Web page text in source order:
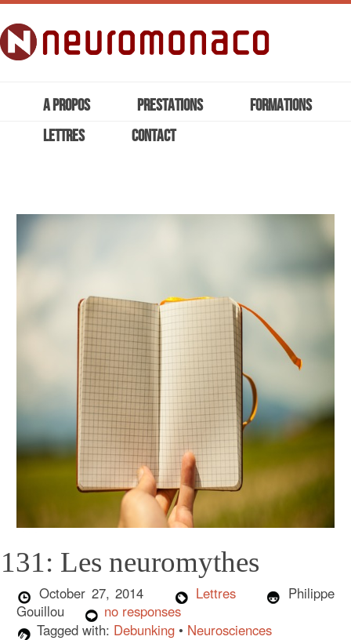
A PROPOS PRESTATIONS
FORMATIONS
LETTRES
CONTACT
131: Les neuromythes
October 27, 2014 Lettres
Philippe
Gouillou
no responses
Tagged with: Debunking • Neurosciences